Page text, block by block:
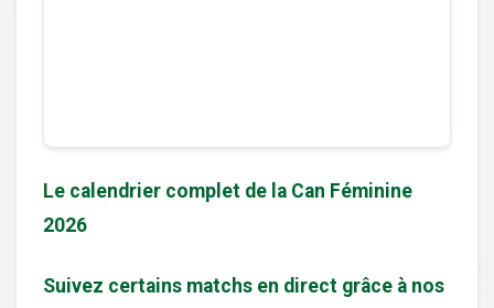
Le calendrier complet de la Can Féminine
2026
Suivez certains matchs en direct grâce à nos